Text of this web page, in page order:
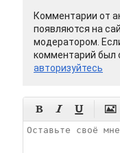
Комментарии от
появляются на
модератором.
комментарий был
авторизуйтесь
   